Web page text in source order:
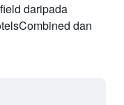
daripada
dan